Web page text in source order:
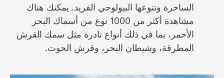
الساحرة وتنوعها البيولوجي الفريد. يمكنك هناك
مشاهدة أكثر من 1000 نوع من أسماك البحر
الأحمر، بما في ذلك أنواع نادرة مثل سمك القرش
المطرقة، وشيطان البحر، وقرش الحوت.